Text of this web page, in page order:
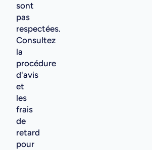
sont
pas
respectées.
Consultez
la
procédure
d'avis
et
les
frais
de
retard
pour